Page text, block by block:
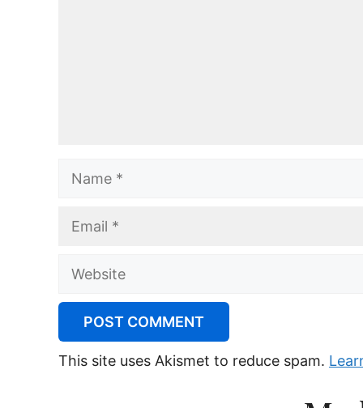
Website
This site uses Akismet to reduce spam.